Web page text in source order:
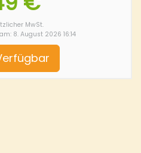
MwSt.
8. August 2026 16:14